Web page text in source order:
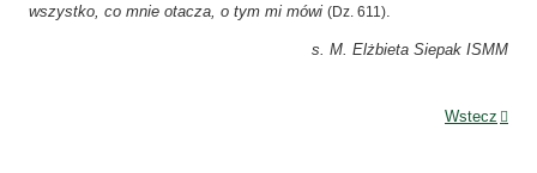
wszystko, co mnie otacza, o tym mi mówi (Dz. 611)
s. M. Elżbieta Siepak ISMM
Wstecz